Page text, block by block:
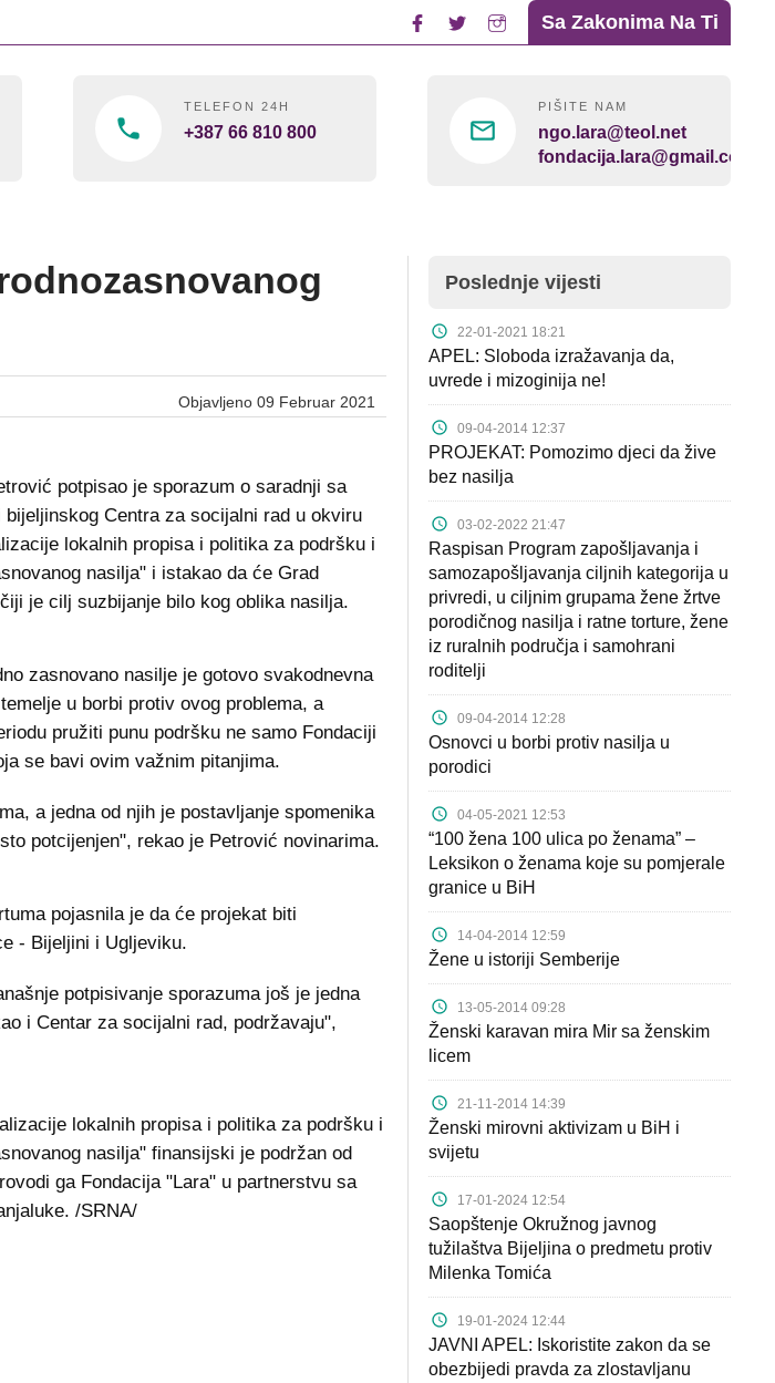
Sa Zakonima Na Ti
TELEFON 24H
+387 66 810 800
PIŠITE NAM
ngo.lara@teol.net
fondacija.lara@gmail.com
Objavljeno 09 Februar 2021
potpisao je sporazum o saradnji sa
Centra za socijalni rad u okviru
lokalnih propisa i politika za podršku i
nasilja" i istakao da će Grad
je cilj suzbijanje bilo kog oblika nasilja.
zasnovano nasilje je gotovo svakodnevna
u borbi protiv ovog problema, a
pružiti punu podršku ne samo Fondaciji
se bavi ovim važnim pitanjima.
a jedna od njih je postavljanje spomenika
potcijenjen", rekao je Petrović novinarima.
pojasnila je da će projekat biti
- Bijeljini i Ugljeviku.
potpisivanje sporazuma još je jedna
i Centar za socijalni rad, podržavaju",
lokalnih propisa i politika za podršku i
nasilja" finansijski je podržan od
ga Fondacija "Lara" u partnerstvu sa
/SRNA/
Poslednje vijesti
22-01-2021 18:21
APEL: Sloboda izražavanja da,
uvrede i mizoginija ne!
09-04-2014 12:37
PROJEKAT: Pomozimo djeci da žive
bez nasilja
03-02-2022 21:47
Raspisan Program zapošljavanja i
samozapošljavanja ciljnih kategorija u
privredi, u ciljnim grupama žene žrtve
porodičnog nasilja i ratne torture, žene
iz ruralnih područja i samohrani
roditelji
09-04-2014 12:28
Osnovci u borbi protiv nasilja u
porodici
04-05-2021 12:53
“100 žena 100 ulica po ženama” –
Leksikon o ženama koje su pomjerale
granice u BiH
14-04-2014 12:59
Žene u istoriji Semberije
13-05-2014 09:28
Ženski karavan mira Mir sa ženskim
licem
21-11-2014 14:39
Ženski mirovni aktivizam u BiH i
svijetu
17-01-2024 12:54
Saopštenje Okružnog javnog
tužilaštva Bijeljina o predmetu protiv
Milenka Tomića
19-01-2024 12:44
JAVNI APEL: Iskoristite zakon da se
obezbijedi pravda za zlostavljanu